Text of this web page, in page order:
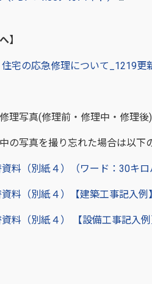
】
住宅の応急修理について_1219更
理写真(修理前・修理中・修理後)
の写真を撮り忘れた場合は以下
料（別紙４）（ワード：30キロ
料（別紙４）【建築工事記入例
料（別紙４） 【設備工事記入